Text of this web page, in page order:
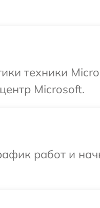
техники
Microsoft.
работ и